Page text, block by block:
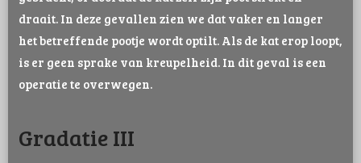
draait. In deze gevallen zien we dat vaker en langer
het betreffende pootje wordt optilt. Als de kat erop loopt,
is er geen sprake van kreupelheid. In dit geval is een
operatie te overwegen.
Gradatie III